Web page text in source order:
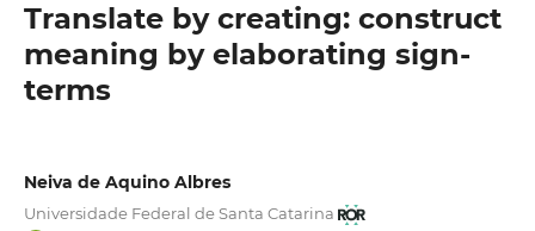
Translate by creating: construct
meaning by elaborating sign-
terms
Neiva de Aquino Albres
Universidade Federal de Santa Catarina